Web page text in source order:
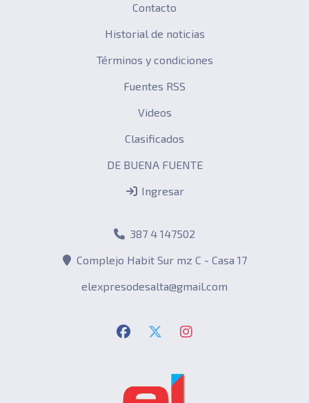
Contacto
Historial de noticias
Términos y condiciones
Fuentes RSS
Videos
Clasificados
DE BUENA FUENTE
Ingresar
387 4 147502
Complejo Habit Sur mz C - Casa 17
elexpresodesalta@gmail.com